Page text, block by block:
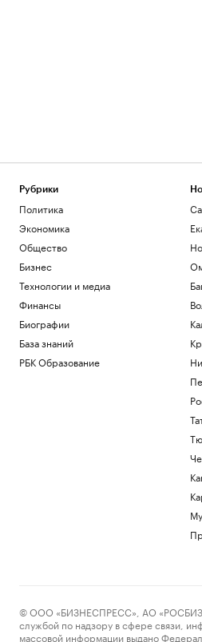
Рубрики
Политика
Экономика
Общество
Бизнес
Технологии и медиа
Финансы
Биографии
База знаний
РБК Образование
© ООО «БИЗНЕСПРЕСС», АО
службой по надзору в сфере связи,
массовой информации выдано